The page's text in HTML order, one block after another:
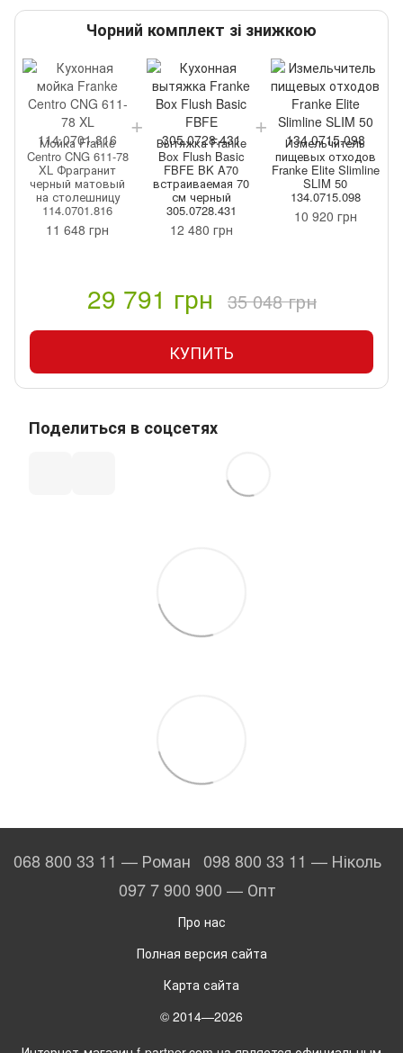
Чорний комплект зі знижкою
Мойка Franke
Centro CNG 611-78
XL Фрагранит
черный матовый
на столешницу
114.0701.816
11 648 грн
Вытяжка Franke
Box Flush Basic
FBFE BK A70
встраиваемая 70
см черный
305.0728.431
12 480 грн
Измельчитель
пищевых отходов
Franke Elite Slimline
SLIM 50
134.0715.098
10 920 грн
29 791 грн 35 048 грн
КУПИТЬ
Поделиться в соцсетях
068 800 33 11 — Роман 098 800 33 11 — Ніколь
097 7 900 900 — Опт
Про нас
Полная версия сайта
Карта сайта
© 2014—2026